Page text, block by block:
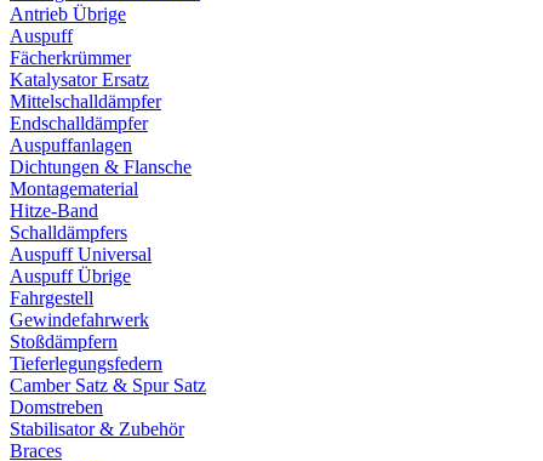
Antrieb Übrige
Auspuff
Fächerkrümmer
Katalysator Ersatz
Mittelschalldämpfer
Endschalldämpfer
Auspuffanlagen
Dichtungen & Flansche
Montagematerial
Hitze-Band
Schalldämpfers
Auspuff Universal
Auspuff Übrige
Fahrgestell
Gewindefahrwerk
Stoßdämpfern
Tieferlegungsfedern
Camber Satz & Spur Satz
Domstreben
Stabilisator & Zubehör
Braces